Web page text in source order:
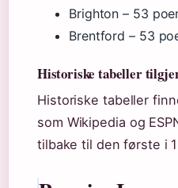
Brighton – 53
Brentford – 53
Historiske tabeller
Historiske tabeller
som Wikipedia og
tilbake til den første i